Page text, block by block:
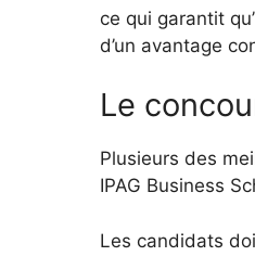
ce qui garantit
d’un avantage
Le
Plusieurs des
IPAG Business
Les candidats